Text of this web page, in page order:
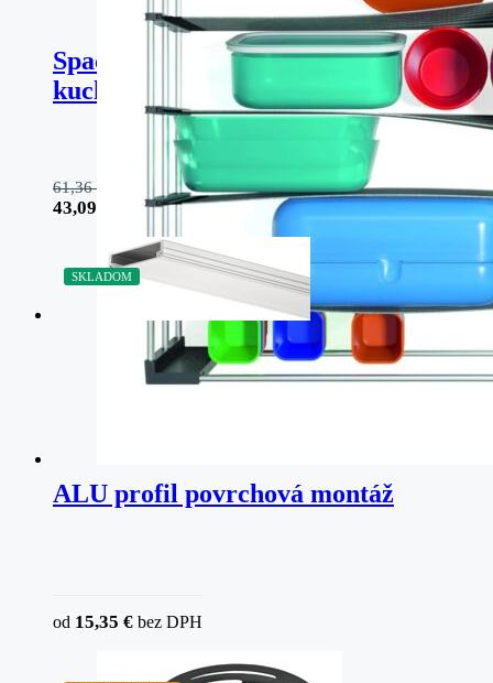
SpaceFlexx – Flexibilný organizér do
kuchynských zásuviek
61,36
43,09 bez DPH
SKLADOM
ALU profil povrchová montáž
od 15,35 € bez DPH